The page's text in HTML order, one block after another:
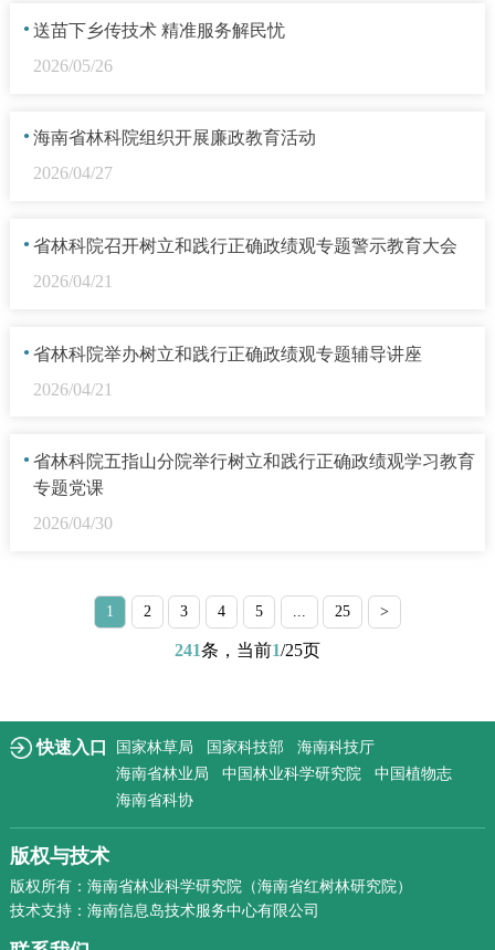
· 送苗下乡传技术 精准服务解民忧
2026/05/26
· 海南省林科院组织开展廉政教育活动
2026/04/27
· 省林科院召开树立和践行正确政绩观专题警示教育大会
2026/04/21
· 省林科院举办树立和践行正确政绩观专题辅导讲座
2026/04/21
· 省林科院五指山分院举行树立和践行正确政绩观学习教育
专题党课
2026/04/30
1 2 3 4 5 25 >
241条，当前1/25页
快速入口 国家林草局 国家科技部
海南科技厅
海南省林业局
中国林业科学研究院
中国植物志
海南省科协
版权与技术
版权所有：海南省林业科学研究院（海南省红树林研究院）
技术支持：海南信息岛技术服务中心有限公司